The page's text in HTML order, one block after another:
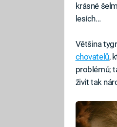
krásné
lesích…
Většina
chovatelů,
problémů;
živit tak